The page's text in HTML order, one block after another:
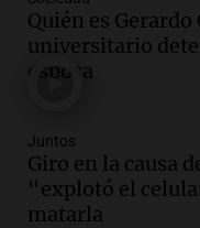
Tecnológico
edificios
Panorama
Audio.
árbitros
Panorama
Quién es
universitario
esposa
Juntos
Giro en la causa
“explotó el
matarla